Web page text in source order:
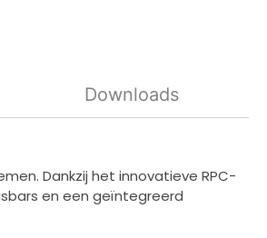
Downloads
Dankzij het innovatieve RPC-
en een geïntegreerd